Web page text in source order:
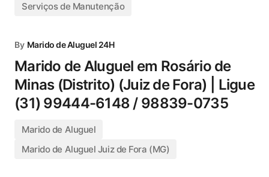
Serviços de Manutenção
By Marido de Aluguel 24H
Marido de Aluguel em Rosário de
Minas (Distrito) (Juiz de Fora) | Ligue
(31) 99444-6148 / 98839-0735
Marido de Aluguel
Marido de Aluguel Juiz de Fora (MG)